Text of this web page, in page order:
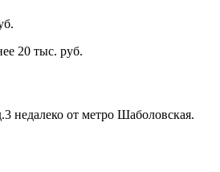
20 тыс. руб.
недалеко от метро Шаболовская.